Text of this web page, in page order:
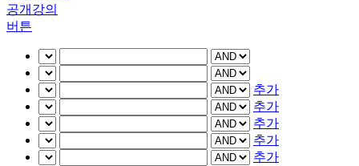
공개강의
버튼
추가
추가
추가
추가
추가